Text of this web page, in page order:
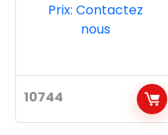
10744
Prix: Contactez
nous